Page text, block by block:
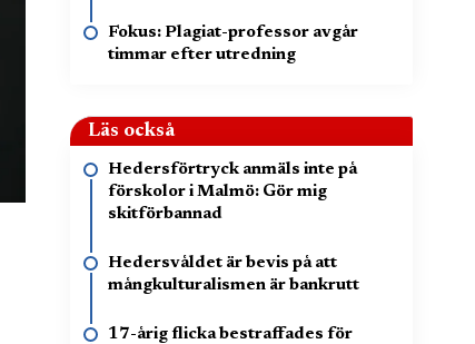
Fokus: Plagiat-professor avgår
timmar efter utredning
Läs också
Hedersförtryck anmäls inte på
förskolor i Malmö: Gör mig
skitförbannad
Hedersvåldet är bevis på att
mångkulturalismen är bankrutt
17-årig flicka bestraffades för